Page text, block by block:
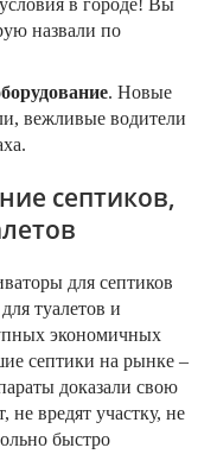
в городе! Вы
назвали по
. Новые
вежливые водители
септиков,
для септиков
туалетов и
экономичных
септики на рынке –
доказали свою
не вредят участку, не
быстро